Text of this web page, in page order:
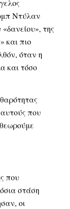
Ντύλαν
της
και πιο
όταν η
και τόσο
που
που
στάση
οι